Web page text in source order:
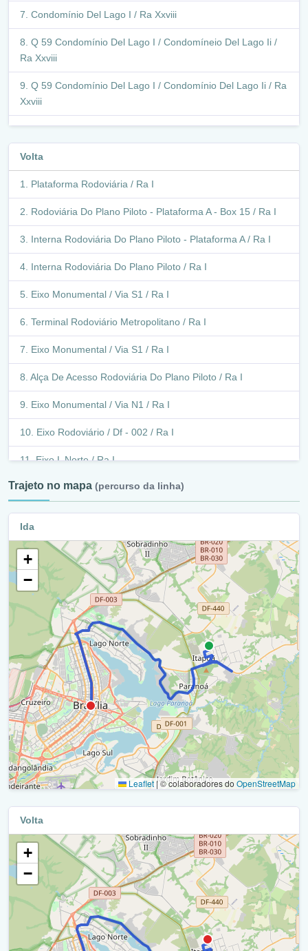
Condomínio Del Lago I / Ra Xxviii
Q 59 Condomínio Del Lago I / Condomíneio Del Lago Ii /
Ra Xxviii
Q 59 Condomínio Del Lago I / Condomínio Del Lago Ii / Ra
Xxviii
Avenida Pincipal / Itapoã / Ra Xxviii
Condomínio Del Lago Ii / Ra Xxviii
Avenida Pincipal / Itapoã / Ra Xxviii
Q 3 / Ra Xxviii
Marginal Br-479 / Df-250 / Condomínio Novo Horizonte /
Ra Xxviii
Q 3 / Ra Xxviii
Br-479/Df-250 / Ra Xxviii
Br-479/Df-250 / Ra Vii
Br-479 / Df-250 / Ra Vii
Retorno - Br-479/Df-250 / Ra Vii
Br-479/Df-250 / Ra Vii
Retorno - Br-479/Df-250 / Ra Vii
Br-479/Df-250 / Ra Xxviii
Br-479/Df-250 / Ra Xxviii
Retorno - Br - 479/ Df -250 / Ra Xxviii
Br-479/Df-250 / Ra Xxviii
Comercial - Itapoã / Ra Xxviii
Br-479/Df-250 / Ra Xxviii
Eptm / Df - 015 / Ra Xxviii
Epct / Df-001 / Ra Xxviii
Eptm / Df - 015 / Ra Xxviii
Eptm / Df - 015 / Ra Vii
Avenida Paranoá / Ra Vii
Terminal Paranoá / Ra Vii
Avenida Paranoá / Ra Vii
Q 31 - 33 / Ra Vii
Avenida Paranoá / Ra Vii
Rua Alta Tensão / Ra Vii
Volta
Plataforma Rodoviária / Ra I
Rodoviária Do Plano Piloto - Plataforma A - Box 15 / Ra I
Interna Rodoviária Do Plano Piloto - Plataforma A / Ra I
Interna Rodoviária Do Plano Piloto / Ra I
Eixo Monumental / Via S1 / Ra I
Terminal Rodoviário Metropolitano / Ra I
Eixo Monumental / Via S1 / Ra I
Alça De Acesso Rodoviária Do Plano Piloto / Ra I
Eixo Monumental / Via N1 / Ra I
Eixo Rodoviário / Df - 002 / Ra I
Eixo L Norte / Ra I
Tesourinha 216/215 / Ra I
Eixo L Norte / Ra I
Acesso Viaduto Eixo L2 Norte / Df-002 / Ra I
Eixo L Norte / Ra I
Acesso Viaduto Eixo L2 Norte / Df-002 / Ra I
Retorno Ttn / W3 Norte - L4 Norte / Ra I
Eixão Norte / Df-002 / Ra I
Retorno Ttn / L4 Norte - W3 Norte / Ra I
Eixão Norte / Df-002 / Ra I
Eptt / Df-007 / Ra Xviii
Eppn / Df - 009 / Ra Xviii
Eppr / Df - 005 / Ra Xviii
Retorno - Eppr / Df-005 / Ra Xviii
Shin Ca 01/02 / Ra Xviii
Retorno - Eppr / Df-005 / Ra Xviii
Eppr / Df - 005 / Ra Xviii
Eppr / Df - 005 / Ra Xxiii
Trajeto no mapa (percurso da linha)
Ida
+
−
Leaflet |© colaboradores do OpenStreetMap
Volta
+
−